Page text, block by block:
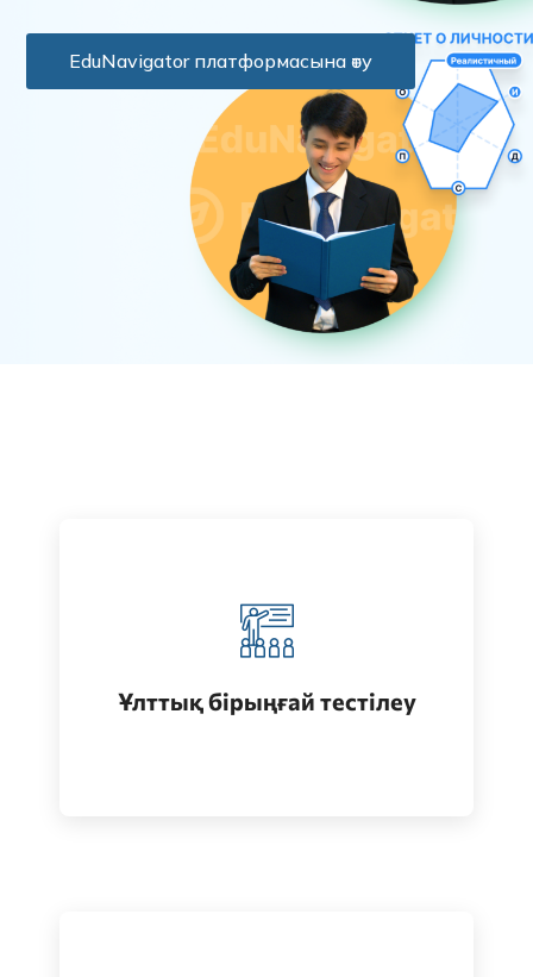
EduNavigator платформасына өту
Ұлттық бірыңғай тестілеу
Қазақстанда жоғары білім алу
(бакалавриат)
Өту